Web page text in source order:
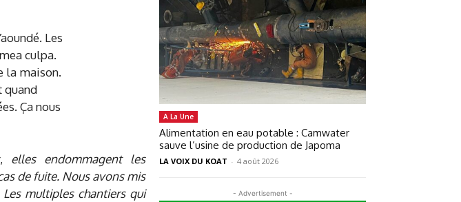
, elles endommagent les
de fuite. Nous avons mis
multiples chantiers qui
A La Une
Alimentation en eau potable : Camwater
sauve l’usine de production de Japoma
LA VOIX DU KOAT - 4 août 2026
- Advertisement -